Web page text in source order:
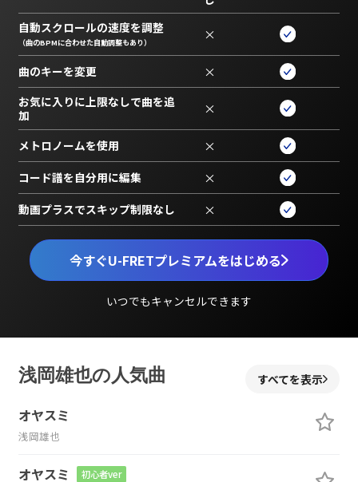
今すぐU-FRETプレミアムをはじめる
いつでもキャンセルできます
自動スクロールの速度を調整
（曲のBPMに合わせた自動調整もあり） ×
曲のキーを変更 ×
お気に入りに上限なしで曲を追
加
×
メトロノームを使用 ×
コード譜を自分用に編集 ×
動画プラスでスキップ制限なし ×
浅岡雄也の人気曲 すべてを表示
オヤスミ
浅岡雄也
オヤスミ 初心者ver